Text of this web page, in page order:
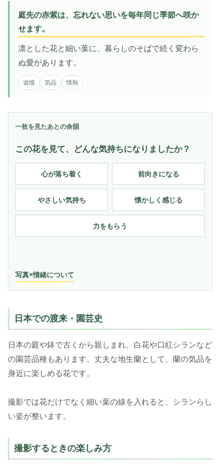
庭先の赤紫は、忘れない思いを毎年同じ季節へ咲か
せます。
凛とした花と細い葉に、暮らしのそばで続く変わら
ぬ愛があります。
追憶 気品 情熱
一枚を見たあとの余韻
この花を見て、どんな気持ちになりましたか？
心が落ち着く 前向きになる
やさしい気持ち 懐かしく感じる
力をもらう
写真×情緒について
日本での渡来・園芸史
日本の庭や鉢で古くから親しまれ、白花や口紅シランなど
の園芸品種もあります。丈夫な地生蘭として、蘭の気品を
身近に楽しめる花です。
撮影では花だけでなく細い葉の線を入れると、シランらし
い姿が整います。
撮影するときの楽しみ方